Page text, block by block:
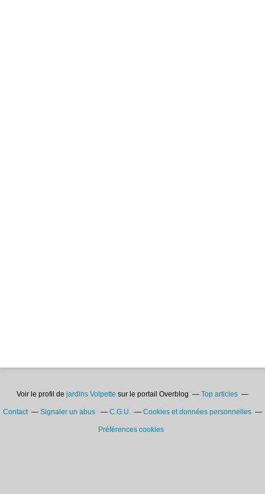
Voir le profil de jardins Volpette sur le portail Overblog Top articles
Contact Signaler un abus C.G.U. Cookies et données personnelles
Préférences cookies